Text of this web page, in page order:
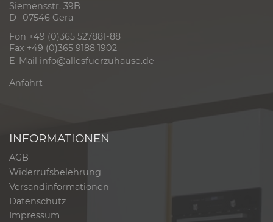
Siemensstr. 39B
D - 07546 Gera
Fon +49 (0)365 527881-88
Fax +49 (0)365 9188 1902
E-Mail info@allesfuerzuhause.de
Anfahrt
INFORMATIONEN
AGB
Widerrufsbelehrung
Versandinformationen
Datenschutz
Impressum